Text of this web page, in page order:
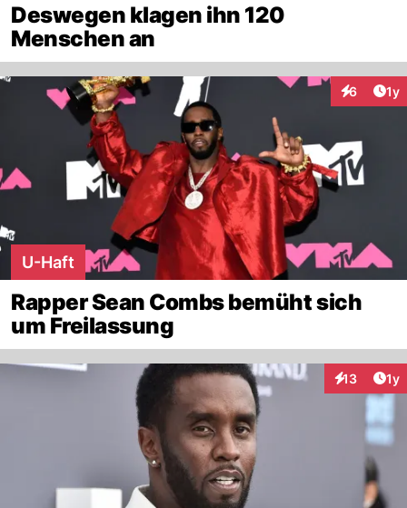
Deswegen klagen ihn 120
Menschen an
6 1y
U-Haft
Rapper Sean Combs bemüht sich
um Freilassung
13 1y